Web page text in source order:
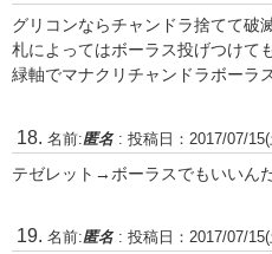
グリコンならチャンドラ捨てて破
札によってはボーラス投げつけて
緑軸でマナクリチャンドラボーラ
名前:匿名 : 投稿日：2017/07/
テゼレット→ボーラスでもいいん
名前:匿名 : 投稿日：2017/07/